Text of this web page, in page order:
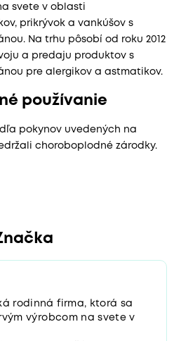
svete v oblasti
prikrývok a vankúšov s
Na trhu pôsobí od roku 2012
a predaju produktov s
pre alergikov a astmatikov.
používanie
pokynov uvedených na
choroboplodné zárodky.
rodinná firma, ktorá sa
výrobcom na svete v